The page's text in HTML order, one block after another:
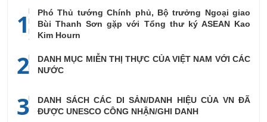
1
Phó Thủ tướng Chính phủ, Bộ trưởng Ngoại giao
Bùi Thanh Sơn gặp với Tổng thư ký ASEAN Kao
Kim Hourn
2
DANH MỤC MIỄN THỊ THỰC CỦA VIỆT NAM VỚI CÁC
NƯỚC
3
DANH SÁCH CÁC DI SẢN/DANH HIỆU CỦA VN ĐÃ
ĐƯỢC UNESCO CÔNG NHẬN/GHI DANH